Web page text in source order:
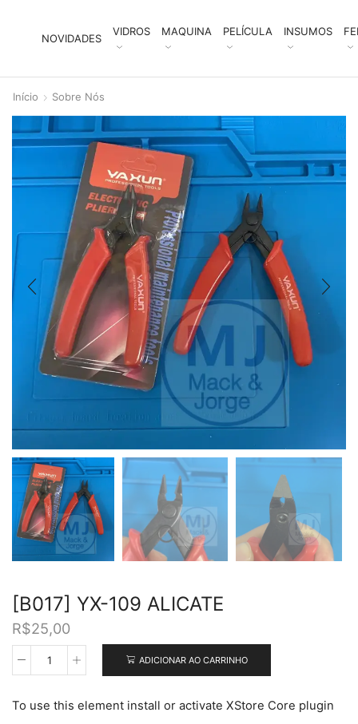
NOVIDADES
VIDROS MAQUINA PELÍCULA INSUMOS
Início Sobre Nós
[B017] YX-109 ALICATE
R$25,00
[B017]
ALICATE
ADICIONAR AO CARRINHO
To use this element install or activate XStore Core plugin